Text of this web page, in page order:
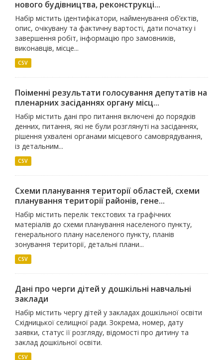
нового будівництва, реконструкці...
Набір містить ідентифікатори, найменування об’єктів,
опис, очікувану та фактичну вартості, дати початку і
завершення робіт, інформацію про замовників,
виконавців, місце...
CSV
Поіменні результати голосування депутатів на
пленарних засіданнях органу місц...
Набір містить дані про питання включені до порядків
денних, питання, які не були розглянуті на засіданнях,
рішення ухвалені органами місцевого самоврядування,
із детальним...
CSV
Схеми планування території областей, схеми
планування території районів, гене...
Набір містить перелік текстових та графічних
матеріалів до схеми планування населеного пункту,
генерального плану населеного пункту, планів
зонування території, детальні плани...
CSV
Дані про черги дітей у дошкільні навчальні
заклади
Набір містить чергу дітей у закладах дошкільної освіти
Східницької селищної ради. Зокрема, номер, дату
заявки, статус її розгляду, відомості про дитину та
заклад дошкільної освіти.
CSV